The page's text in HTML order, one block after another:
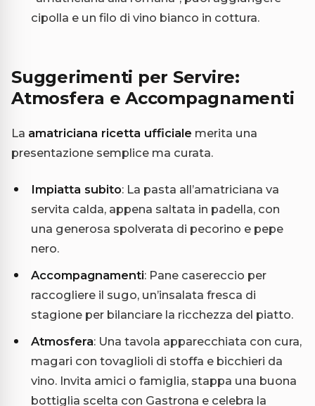
cipolla e un filo di vino bianco in cottura.
Suggerimenti per Servire:
Atmosfera e Accompagnamenti
La amatriciana ricetta ufficiale merita una
presentazione semplice ma curata.
Impiatta subito: La pasta all’amatriciana va
servita calda, appena saltata in padella, con
una generosa spolverata di pecorino e pepe
nero.
Accompagnamenti: Pane casereccio per
raccogliere il sugo, un’insalata fresca di
stagione per bilanciare la ricchezza del piatto.
Atmosfera: Una tavola apparecchiata con cura,
magari con tovaglioli di stoffa e bicchieri da
vino. Invita amici o famiglia, stappa una buona
bottiglia scelta con Gastrona e celebra la